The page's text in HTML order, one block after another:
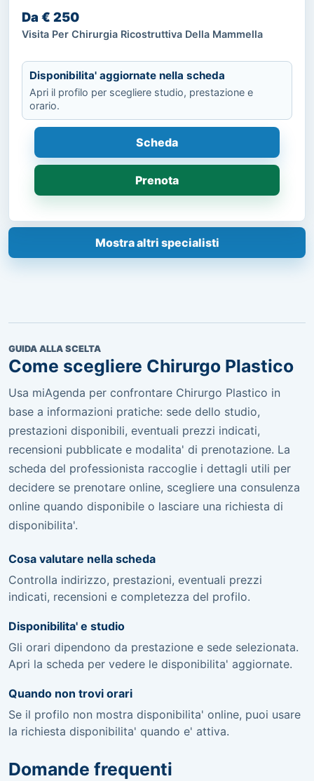
Da € 250
Visita Per Chirurgia Ricostruttiva Della Mammella
Disponibilita' aggiornate nella scheda
Apri il profilo per scegliere studio, prestazione e
orario.
Scheda
Prenota
Mostra altri specialisti
GUIDA ALLA SCELTA
Come scegliere Chirurgo Plastico
Usa miAgenda per confrontare Chirurgo Plastico in
base a informazioni pratiche: sede dello studio,
prestazioni disponibili, eventuali prezzi indicati,
recensioni pubblicate e modalita' di prenotazione. La
scheda del professionista raccoglie i dettagli utili per
decidere se prenotare online, scegliere una consulenza
online quando disponibile o lasciare una richiesta di
disponibilita'.
Cosa valutare nella scheda
Controlla indirizzo, prestazioni, eventuali prezzi
indicati, recensioni e completezza del profilo.
Disponibilita' e studio
Gli orari dipendono da prestazione e sede selezionata.
Apri la scheda per vedere le disponibilita' aggiornate.
Quando non trovi orari
Se il profilo non mostra disponibilita' online, puoi usare
la richiesta disponibilita' quando e' attiva.
Domande frequenti